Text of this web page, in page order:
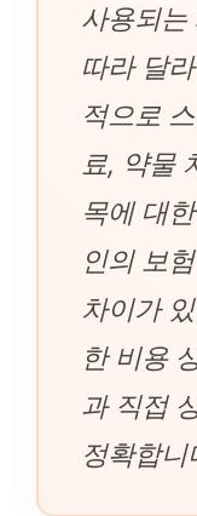
사용되는
따라 달
적으로
료, 약물
목에 대
인의 보
차이가
한 비용
과 직접
정확합니